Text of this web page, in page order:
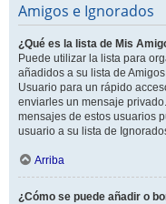
Amigos e Ignorados
¿Qué es la lista de Mis
Puede utilizar la lista para
añadidos a su lista de
Usuario para un rápido
enviarles un mensaje
mensajes de estos usuarios
usuario a su lista de
Arriba
¿Cómo se puede añadir o